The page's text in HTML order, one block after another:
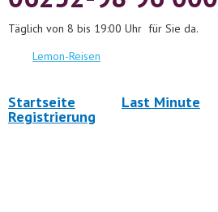
Täglich von 8 bis 19:00 Uhr für Sie da.
Lemon-Reisen
Startseite Last Minute
Registrierung